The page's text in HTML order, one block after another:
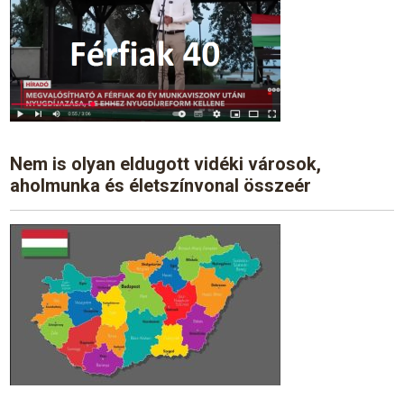
Nem is olyan eldugott vidéki városok,
aholmunka és életszínvonal összeér